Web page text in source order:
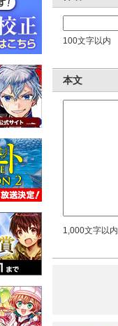
100文字以内
本文
1,000文字以内